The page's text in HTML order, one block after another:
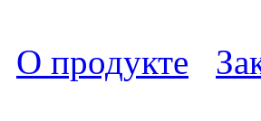
О продукте